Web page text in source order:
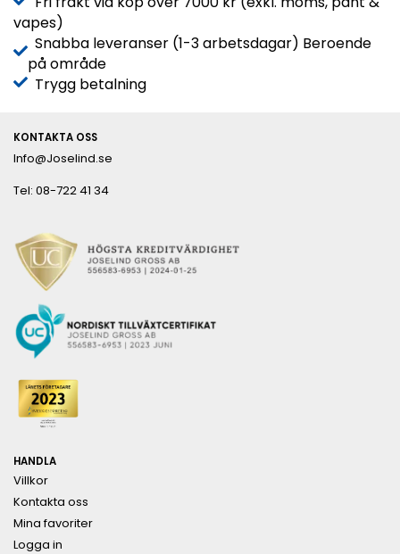
vapes)
Snabba leveranser (1-3 arbetsdagar) Beroende
på område
Trygg betalning
KONTAKTA OSS
Info@Joselind.se
Tel: 08-722 41 34
HANDLA
Villkor
Kontakta oss
Mina favoriter
Logga in